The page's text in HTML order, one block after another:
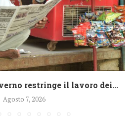
restringe il lavoro dei...
Agosto 7, 2026